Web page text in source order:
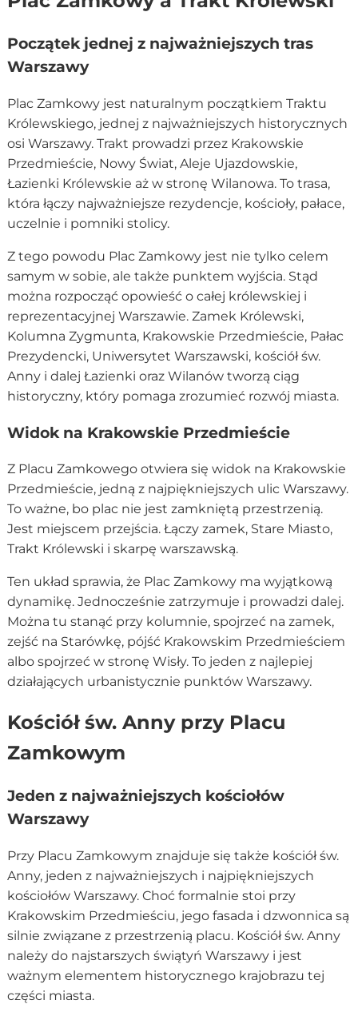
Początek jednej z najważniejszych tras
Warszawy
Plac Zamkowy jest naturalnym początkiem Traktu
Królewskiego, jednej z najważniejszych historycznych
osi Warszawy. Trakt prowadzi przez Krakowskie
Przedmieście, Nowy Świat, Aleje Ujazdowskie,
Łazienki Królewskie aż w stronę Wilanowa. To trasa,
która łączy najważniejsze rezydencje, kościoły, pałace,
uczelnie i pomniki stolicy.
Z tego powodu Plac Zamkowy jest nie tylko celem
samym w sobie, ale także punktem wyjścia. Stąd
można rozpocząć opowieść o całej królewskiej i
reprezentacyjnej Warszawie. Zamek Królewski,
Kolumna Zygmunta, Krakowskie Przedmieście, Pałac
Prezydencki, Uniwersytet Warszawski, kościół św.
Anny i dalej Łazienki oraz Wilanów tworzą ciąg
historyczny, który pomaga zrozumieć rozwój miasta.
Widok na Krakowskie Przedmieście
Z Placu Zamkowego otwiera się widok na Krakowskie
Przedmieście, jedną z najpiękniejszych ulic Warszawy.
To ważne, bo plac nie jest zamkniętą przestrzenią.
Jest miejscem przejścia. Łączy zamek, Stare Miasto,
Trakt Królewski i skarpę warszawską.
Ten układ sprawia, że Plac Zamkowy ma wyjątkową
dynamikę. Jednocześnie zatrzymuje i prowadzi dalej.
Można tu stanąć przy kolumnie, spojrzeć na zamek,
zejść na Starówkę, pójść Krakowskim Przedmieściem
albo spojrzeć w stronę Wisły. To jeden z najlepiej
działających urbanistycznie punktów Warszawy.
Kościół św. Anny przy Placu
Zamkowym
Jeden z najważniejszych kościołów
Warszawy
Przy Placu Zamkowym znajduje się także kościół św.
Anny, jeden z najważniejszych i najpiękniejszych
kościołów Warszawy. Choć formalnie stoi przy
Krakowskim Przedmieściu, jego fasada i dzwonnica są
silnie związane z przestrzenią placu. Kościół św. Anny
należy do najstarszych świątyń Warszawy i jest
ważnym elementem historycznego krajobrazu tej
części miasta.